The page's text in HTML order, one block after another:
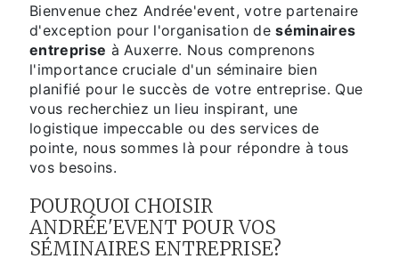
Bienvenue chez Andrée'event, votre partenaire
d'exception pour l'organisation deséminaires
entreprise à Auxerre. Nous comprenons
l'importance cruciale d'un séminaire bien
planifié pour le succès de votre entreprise. Que
vous recherchiez un lieu inspirant, une
logistique impeccable ou des services de
pointe, nous sommes là pour répondre à tous
vos besoins.
POURQUOI CHOISIR
ANDRÉE'EVENT POUR VOS
SÉMINAIRES ENTREPRISE?